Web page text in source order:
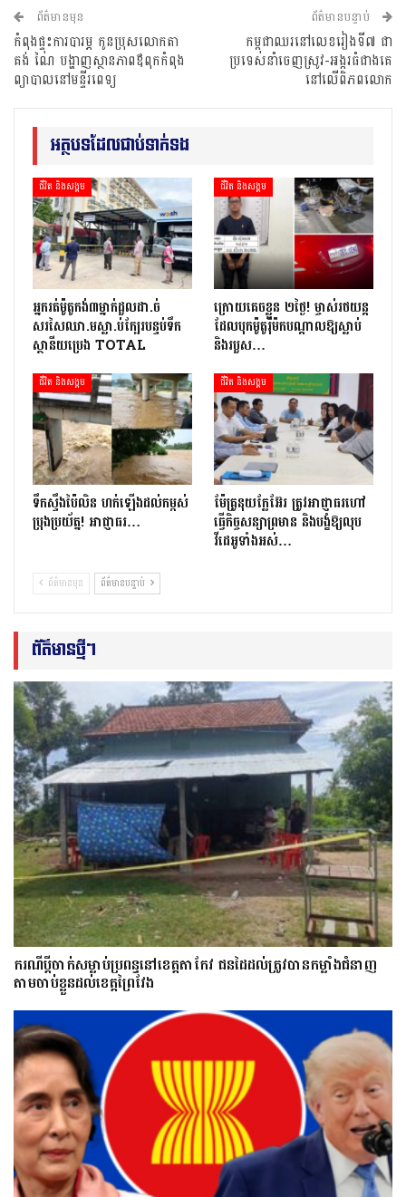
ព័ត៌មានមុន
កំពុងផ្ទុះការបារម្ភ កូនប្រុសលោកតា
គង់ ណៃ បង្ហាញស្ថានភាពឪពុកកំពុង
ព្យាបាលនៅមន្ទីរពេទ្យ
ព័ត៌មានបន្ទាប់
កម្ពុជាឈរនៅលេខរៀងទី៧ ជា
ប្រទេសនាំចេញស្រូវ-អង្ករធំជាងគេ
នៅលើពិភពលោក
អត្ថបទដែលជាប់ទាក់ទង
ជីវិត និងសង្គម
អ្នក​រត់​ម៉ូតូកង់៣​​ម្នាក់​ដួល​ដា.ច់​
សរសៃឈា.ម​ស្លា.ប់​ក្បែរ​បន្ទប់ទឹក​
ស្ថានីយ​ប្រេង ​TOTAL
ជីវិត និងសង្គម
ក្រោយ​គេចខ្លួន ២​ថ្ងៃ​! ម្ចាស់​រថយន្ត​
ដែល​បុក​ម៉ូតូ​រ៉ឺ​ម៉ក​បណ្តាល​ឱ្យ​ស្លាប់
និង​របួស…
ជីវិត និងសង្គម
ទឹកស្ទឹងប៉ៃលិន ហក់ឡើងដល់កម្ពស់
ប្រុងប្រយ័ត្ន! អាជ្ញាធរ…
ជីវិត និងសង្គម
ម៉ែគ្រូនុយក្លែអ៊ែរ ត្រូវអាជ្ញាធរហៅ
ធ្វើកិច្ចសន្យាព្រមាន និងបង្ខំឱ្យលុប
វីដេអូទាំងអស់…
ព័ត៌មានមុន ព័ត៌មានបន្ទាប់
ព័ត៌មានថ្មីៗ
ករណីប្ដីចាក់សម្លាប់ប្រពន្ធនៅខេត្តតាកែវ ជនដៃដល់ត្រូវបានកម្លាំងជំនាញ
តាមចាប់ខ្លួនដល់ខេត្តព្រៃវែង